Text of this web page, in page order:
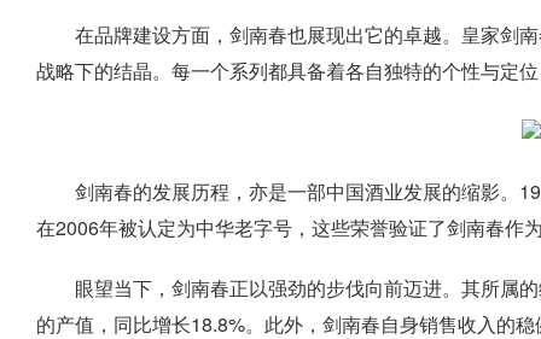
在品牌建设方面，剑南春也展现出它的卓越。皇家剑
战略下的结晶。每一个系列都具备着各自独特的个性与定
剑南春的发展历程，亦是一部中国酒业发展的缩影。
在2006年被认定为中华老字号，这些荣誉验证了剑南春作
眼望当下，剑南春正以强劲的步伐向前迈进。其所属
的产值，同比增长18.8%。此外，剑南春自身销售收入的